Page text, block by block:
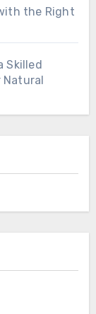
the Right
Skilled
Natural